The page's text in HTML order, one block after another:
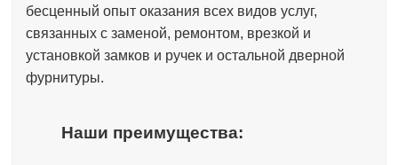
бесценный опыт оказания всех видов услуг,
связанных с заменой, ремонтом, врезкой и
установкой замков и ручек и остальной дверной
фурнитуры.
Наши преимущества: